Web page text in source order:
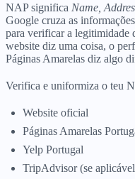
NAP significa Name,
Google cruza as
para verificar a legitimidade
website diz uma coisa, o
Páginas Amarelas diz algo
Verifica e uniformiza o teu
Website oficial
Páginas Amarelas
Yelp Portugal
TripAdvisor (se